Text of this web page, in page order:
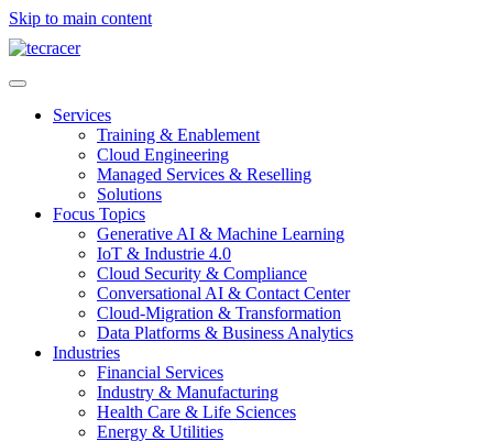
Skip to main content
Services
Training & Enablement
Cloud Engineering
Managed Services & Reselling
Solutions
Focus Topics
Generative AI & Machine Learning
IoT & Industrie 4.0
Cloud Security & Compliance
Conversational AI & Contact Center
Cloud-Migration & Transformation
Data Platforms & Business Analytics
Industries
Financial Services
Industry & Manufacturing
Health Care & Life Sciences
Energy & Utilities